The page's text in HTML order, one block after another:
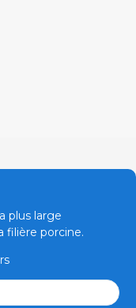
plus large
filière porcine.